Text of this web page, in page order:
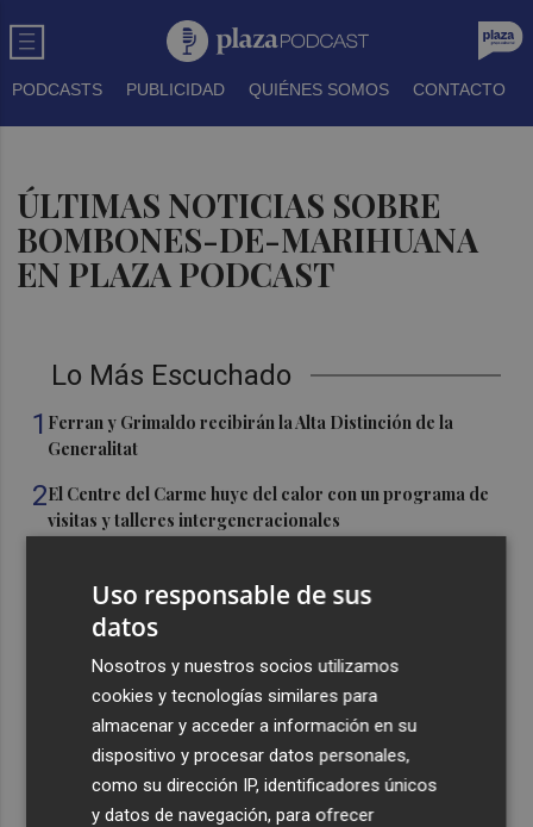
PODCASTS PUBLICIDAD QUIÉNES SOMOS CONTACTO
ÚLTIMAS NOTICIAS SOBRE
BOMBONES-DE-MARIHUANA
EN PLAZA PODCAST
Lo Más Escuchado
1 Ferran y Grimaldo recibirán la Alta Distinción de la
Generalitat
2El Centre del Carme huye del calor con un programa de
visitas y talleres intergeneracionales
su visita al Nou Mestalla y a la Basílica
Torrent sancionará a particulares y empresas con hasta
2.000 euros por vertidos ilegales en la vía pública
La Diputación abona los 300.000 euros que han servido
para restaurar el campanario de la Colegiata de Gandia
Uso responsable de sus
datos
Nosotros y nuestros socios utilizamos
cookies y tecnologías similares para
almacenar y acceder a información en su
dispositivo y procesar datos personales,
como su dirección IP, identificadores únicos
y datos de navegación, para ofrecer